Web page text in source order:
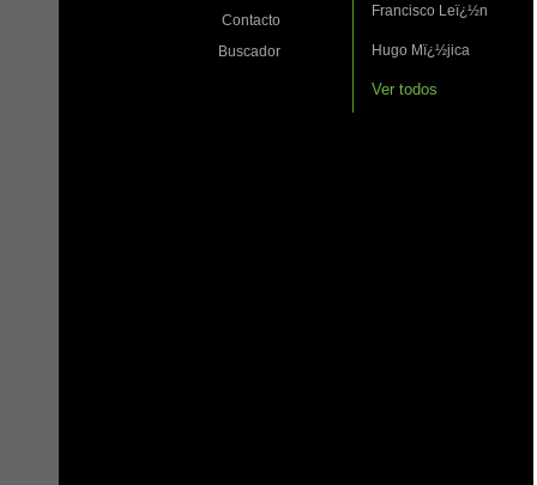
Contacto
Buscador
Francisco Leï¿½n
Hugo Mï¿½jica
Ver todos